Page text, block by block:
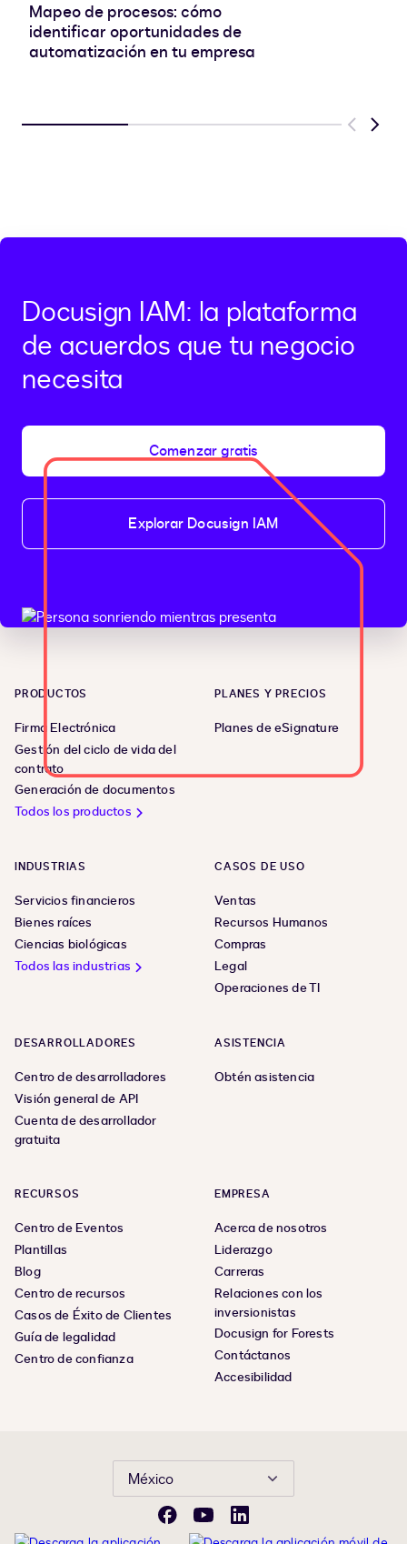
Mapeo de procesos: cómo
identificar oportunidades de
automatización en tu empresa
Previous
Next
Docusign IAM: la plataforma
de acuerdos que tu negocio
necesita
Comenzar gratis
Explorar Docusign IAM
PRODUCTOS
Firma Electrónica
Gestión del ciclo de vida del
contrato
Generación de documentos
Todos los productos
PLANES Y PRECIOS
Planes de eSignature
INDUSTRIAS
Servicios financieros
Bienes raíces
Ciencias biológicas
Todos las industrias
CASOS DE USO
Ventas
Recursos Humanos
Compras
Legal
Operaciones de TI
DESARROLLADORES
Centro de desarrolladores
Visión general de API
Cuenta de desarrollador
gratuita
ASISTENCIA
Obtén asistencia
RECURSOS
Centro de Eventos
Plantillas
Blog
Centro de recursos
Casos de Éxito de Clientes
Guía de legalidad
Centro de confianza
EMPRESA
Acerca de nosotros
Liderazgo
Carreras
Relaciones con los
inversionistas
Docusign for Forests
Contáctanos
Accesibilidad
México
FacebookYouTubeLinkedIn